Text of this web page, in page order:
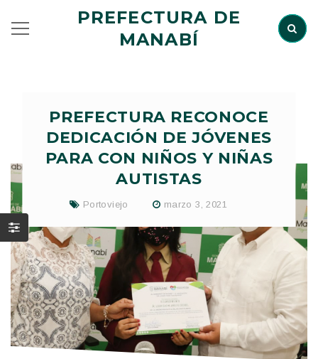
PREFECTURA DE
MANABÍ
PREFECTURA RECONOCE
DEDICACIÓN DE JÓVENES
PARA CON NIÑOS Y NIÑAS
AUTISTAS
Portoviejo marzo 3, 2021